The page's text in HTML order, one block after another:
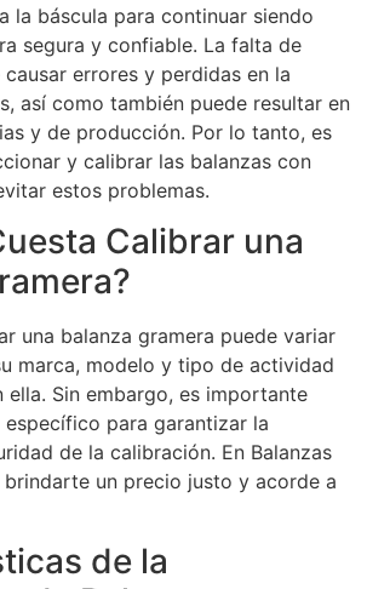
la báscula para continuar siendo
segura y confiable. La falta de
errores y perdidas en la
así como también puede resultar en
y de producción. Por lo tanto, es
y calibrar las balanzas con
estos problemas.
Calibrar una
una balanza gramera puede variar
marca, modelo y tipo de actividad
ella. Sin embargo, es importante
para garantizar la
de la calibración. En Balanzas
un precio justo y acorde a
de la